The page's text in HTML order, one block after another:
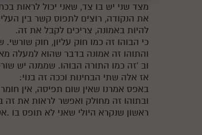
מצד שני יש בו צד, שאני יכול לראות
את הנקודה, רוצים לתפוס קשר בין
להיות באמונה, צריכים לקבל את זה.
כי הבוהו זה כמו חוק עליון, חוק שורשי.
והתוהו זה אמונה בדבר שהוא למעלה
וב 'זה כמו התורה הבוהו. שממנה יש
אז אלה שתי הבחינות וככה זה בנוי:
באפס אמרנו שאין שום תפיסה, אין
ובתוהו זה מחולק ואפשר לראות את
ראשון שנקרא היולי שאני לא תופס בו